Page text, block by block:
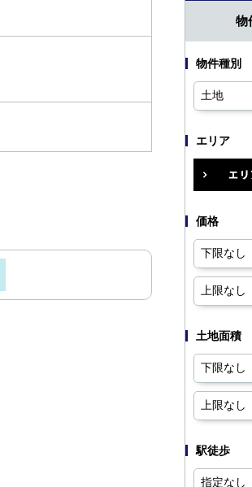
物
物件種別
エリア
価格
土地面積
駅徒歩